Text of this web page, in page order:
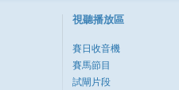
視聽播放區
賽日收音機
賽馬節目
試閘片段